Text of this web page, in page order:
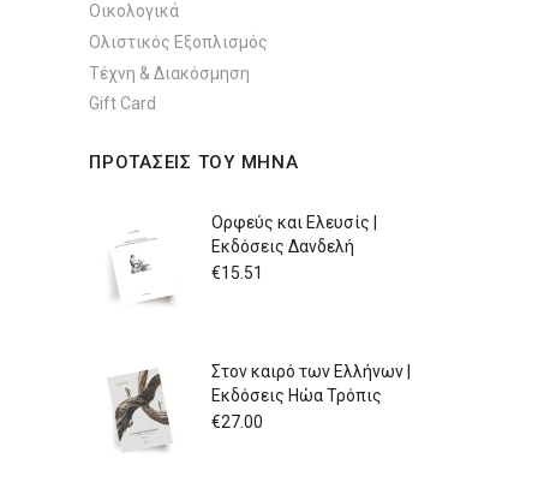
Οικολογικά
Ολιστικός Εξοπλισμός
Τέχνη & Διακόσμηση
Gift Card
ΠΡΟΤΑΣΕΙΣ ΤΟΥ ΜΗΝΑ
Ορφεύς και Ελευσίς |
Εκδόσεις Δανδελή
€15.51
Στον καιρό των Ελλήνων |
Εκδόσεις Ηώα Τρόπις
€27.00